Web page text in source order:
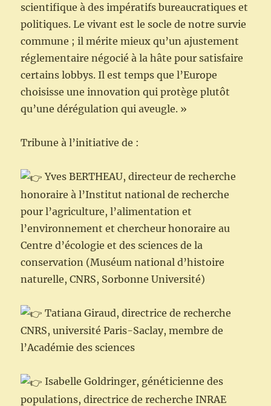
scientifique à des impératifs bureaucratiques et
politiques. Le vivant est le socle de notre survie
commune ; il mérite mieux qu’un ajustement
réglementaire négocié à la hâte pour satisfaire
certains lobbys. Il est temps que l’Europe
choisisse une innovation qui protège plutôt
qu’une dérégulation qui aveugle. »
Tribune à l’initiative de :
Yves BERTHEAU, directeur de recherche
honoraire à l’Institut national de recherche
pour l’agriculture, l’alimentation et
l’environnement et chercheur honoraire au
Centre d’écologie et des sciences de la
conservation (Muséum national d’histoire
naturelle, CNRS, Sorbonne Université)
Tatiana Giraud, directrice de recherche
CNRS, université Paris-Saclay, membre de
l’Académie des sciences
Isabelle Goldringer, généticienne des
populations, directrice de recherche INRAE